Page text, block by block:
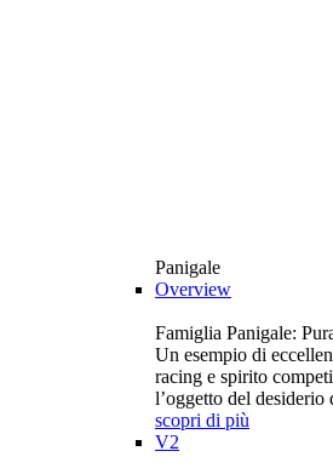
Panigale
Overview
Famiglia Panigale:
Un esempio di
racing e spirito
l’oggetto del
scopri di più
V2